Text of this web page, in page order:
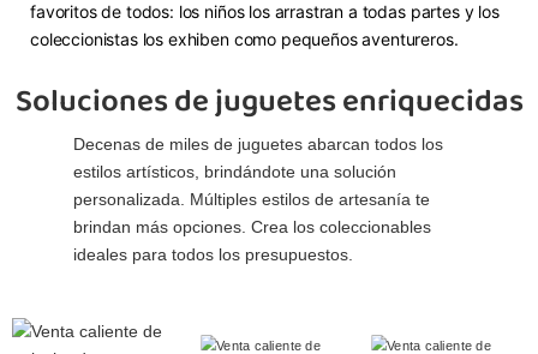
favoritos de todos: los niños los arrastran a todas partes y los
coleccionistas los exhiben como pequeños aventureros.
Soluciones de juguetes enriquecidas
Decenas de miles de juguetes abarcan todos los
estilos artísticos, brindándote una solución
personalizada. Múltiples estilos de artesanía te
brindan más opciones. Crea los coleccionables
ideales para todos los presupuestos.